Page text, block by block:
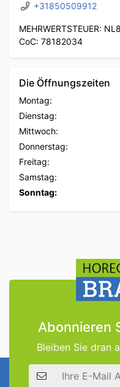
+31850509912
MEHRWERTSTEUER:
CoC: 78182034
Die Öffnungszeiten
Montag:
Dienstag:
Mittwoch:
Donnerstag:
Freitag:
Samstag:
Sonntag:
Abonnieren
Bleiben Sie dran
E-Mail Adresse